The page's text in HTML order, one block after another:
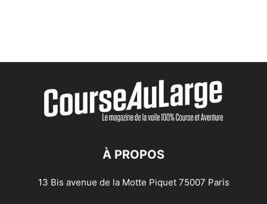
À PROPOS
13 Bis avenue de la Motte Piquet 75007 Paris